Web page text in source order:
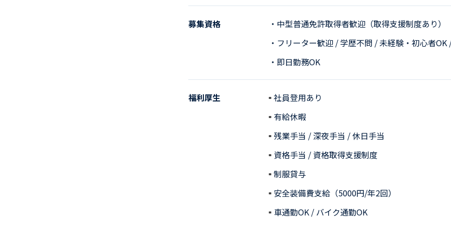
募集資格
・中型普通免許取得者歓迎（取得支援制度あり）
・フリーター歓迎 / 学歴不問 / 未経験・初心者OK
・即日勤務OK
福利厚生
社員登用あり
有給休暇
残業手当 / 深夜手当 / 休日手当
資格手当 / 資格取得支援制度
制服貸与
安全装備費支給（5000円/年2回）
車通勤OK / バイク通勤OK